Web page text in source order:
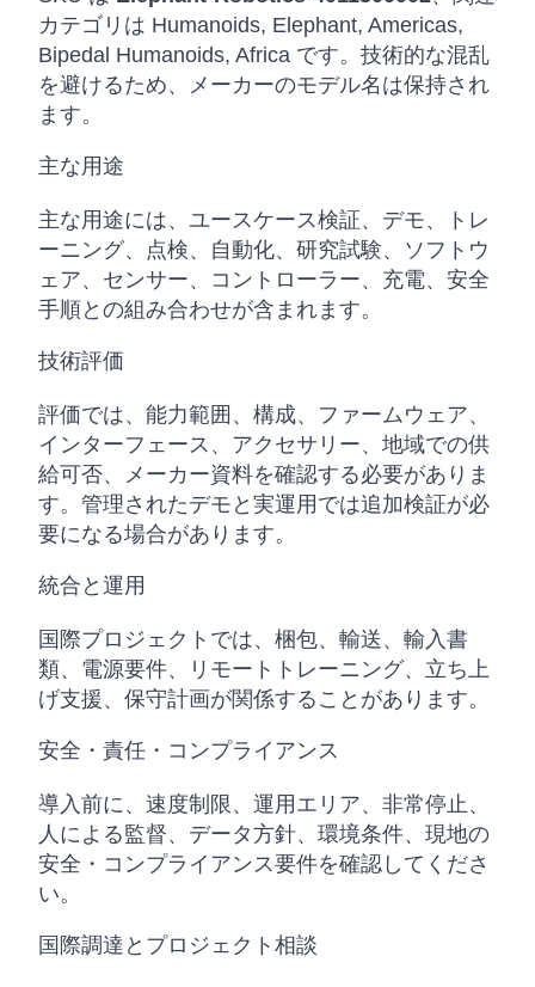
カテゴリは Humanoids, Elephant, Americas,
Bipedal Humanoids, Africa です。技術的な混乱
を避けるため、メーカーのモデル名は保持され
ます。
主な用途
主な用途には、ユースケース検証、デモ、トレ
ーニング、点検、自動化、研究試験、ソフトウ
ェア、センサー、コントローラー、充電、安全
手順との組み合わせが含まれます。
技術評価
評価では、能力範囲、構成、ファームウェア、
インターフェース、アクセサリー、地域での供
給可否、メーカー資料を確認する必要がありま
す。管理されたデモと実運用では追加検証が必
要になる場合があります。
統合と運用
国際プロジェクトでは、梱包、輸送、輸入書
類、電源要件、リモートトレーニング、立ち上
げ支援、保守計画が関係することがあります。
安全・責任・コンプライアンス
導入前に、速度制限、運用エリア、非常停止、
人による監督、データ方針、環境条件、現地の
安全・コンプライアンス要件を確認してくださ
い。
国際調達とプロジェクト相談